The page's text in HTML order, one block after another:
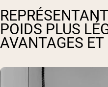
POIDS PLUS
AVANTAGES